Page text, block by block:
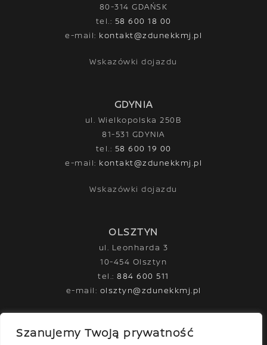
Szanujemy Twoją prywatność
80-314 GDAŃSK
tel.: 58 600 18 00
e-mail: kontakt@zdunekkmj.pl
Wskazówki dojazdu
GDYNIA
ul. Wielkopolska 250B
81-531 GDYNIA
tel.: 58 600 19 00
e-mail: kontakt@zdunekkmj.pl
Wskazówki dojazdu
OLSZTYN
ul. Leonharda 3
10-454 Olsztyn
tel.:884 600 511
e-mail: olsztyn@zdunekkmj.pl